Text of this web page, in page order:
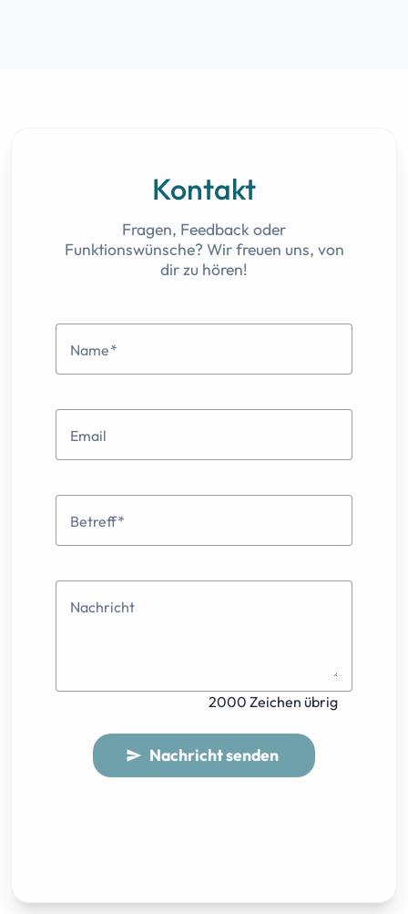
Kontakt
Fragen, Feedback oder
Funktionswünsche? Wir freuen uns, von
dir zu hören!
Name
Email
Betreff
Nachricht
2000 Zeichen übrig
send Nachricht senden